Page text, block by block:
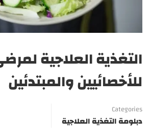
التغذية العلاجية
للأخصائيين والمبتدئين
Categories
دبلومة التغذية العلاجية